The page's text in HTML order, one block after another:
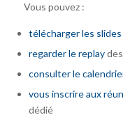
Vous pouvez :
télécharger les slides
regarder le replaydes
consulter le
vous inscrire aux
dédié